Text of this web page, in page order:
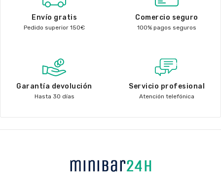
Envío gratis
Pedido superior 150€
Comercio seguro
100% pagos seguros
Garantía devolución
Hasta 30 días
Servicio profesional
Atención telefónica